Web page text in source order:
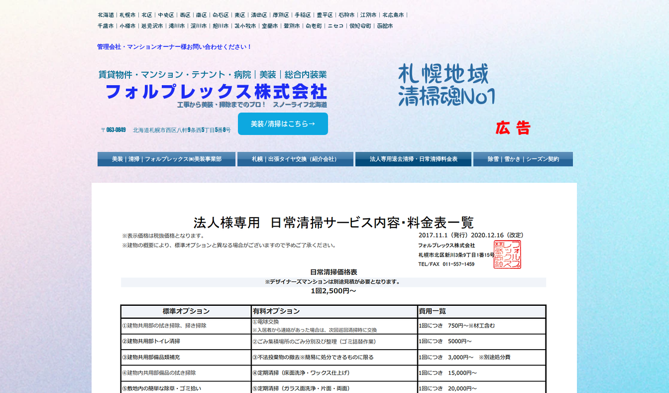
北海道｜札幌市｜北区｜中央区｜西区｜南区｜白石区｜東区｜清田区｜厚別区｜手稲区｜豊平区｜石狩市｜江別市｜北広島市｜
千歳市｜小樽市｜岩見沢市｜滝川市｜深川市｜旭川市｜苫小牧市｜室蘭市｜登別市｜白老町｜ニセコ｜倶知安町｜函館市
管理会社・マンションオーナー様お問い合わせください！
​賃貸物件・マンション・テナント・病院｜美装｜総合内装業
​工事から美装・掃除までのプロ！ スノーライフ北海道
​フォルプレックス株式会社
札幌地域
​清掃魂No1
​〒063-0849 北海道札幌市西区八軒9条西5丁目5番8号
美装/清掃はこちら→ ​広告
美装｜清掃｜フォルプレックス㈱美装事業部 札幌｜出張タイヤ交換（紹介会社） 法人専用退去清掃・日常清掃料金表 除雪｜雪かき｜シーズン契約